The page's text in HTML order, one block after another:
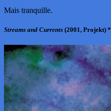
Mais tranquille.
Streams and Currents (2001, Projekt) *